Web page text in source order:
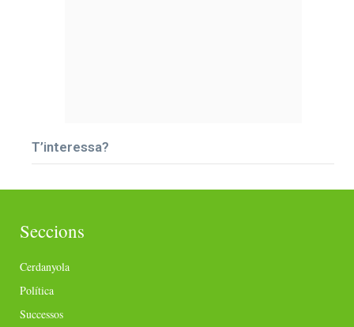
T’interessa?
Seccions
Cerdanyola
Política
Successos